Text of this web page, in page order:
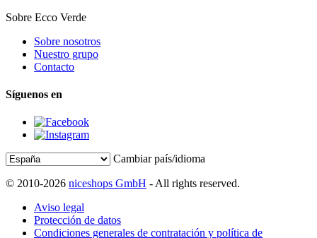
Sobre Ecco Verde
Sobre nosotros
Nuestro grupo
Contacto
Síguenos en
Cambiar país/idioma
© 2010-2026 niceshops GmbH - All rights reserved.
Aviso legal
Protección de datos
Condiciones generales de contratación y política de